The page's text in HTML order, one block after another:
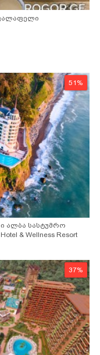
51%
ალბა სასტუმრო
& Wellness Resort
37%